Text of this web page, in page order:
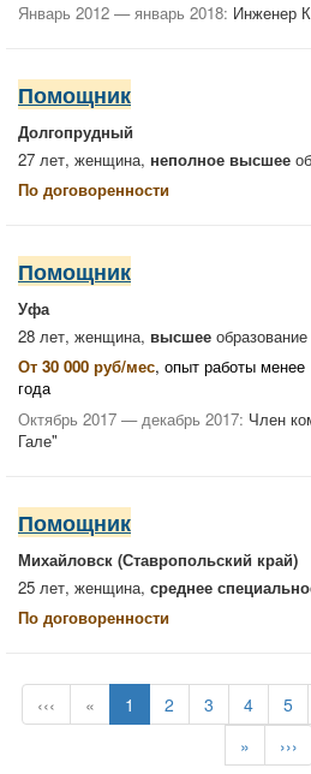
Январь 2012 — январь 2018: Инженер
Помощник
Долгопрудный
27 лет, женщина, неполное высшее
По договоренности
Помощник
Уфа
28 лет, женщина, высшее образование
От 30 000 руб/мес, опыт работы менее
года
Октябрь 2017 — декабрь 2017: Член
Гале"
Помощник
Михайловск (Ставропольский край)
25 лет, женщина, среднее
По договоренности
‹‹‹ « 1 2 3 4 5
»
›››